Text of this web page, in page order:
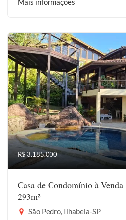
Mais informações
R$ 3.185.000
Casa de Condomínio à
293m²
São Pedro, Ilhabela-SP